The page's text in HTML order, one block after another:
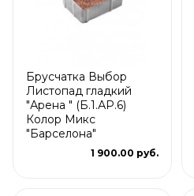
Брусчатка Выбор
Листопад гладкий
"Арена " (Б.1.АР.6)
Колор Микс
"Барселона"
1 900.00 руб.